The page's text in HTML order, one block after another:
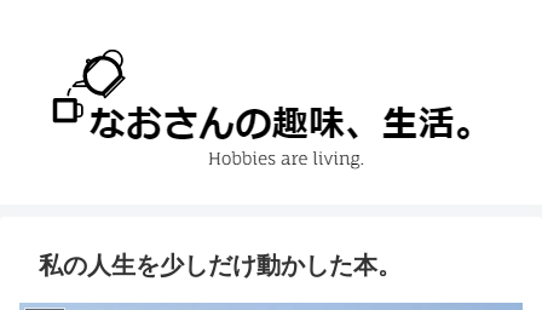
私の人生を少しだけ動かした本。